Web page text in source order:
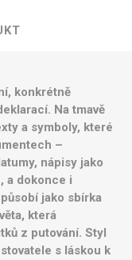
konkrétně
Na tmavě
a symboly, které
–
nápisy jako
a dokonce i
jako sbírka
která
z putování. Styl
s láskou k